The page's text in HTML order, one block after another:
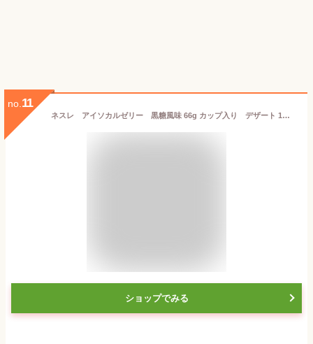
no. 11
ネスレ アイソカルゼリー 黒糖風味 66g カップ入り デザート 1カップ（66g）で150kcal たんぱく質 3g摂取できる 栄養補助食品 介護食 とろみ 手軽な高エネルギー食品 やわらか 保存食 備蓄 医療 介護 介護 福祉 サービス 高齢 者 デイ サービス シニア
ショップでみる